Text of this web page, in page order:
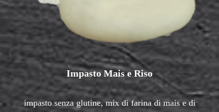
Impasto Mais e Riso
impasto senza glutine, mix di farina di mais e di